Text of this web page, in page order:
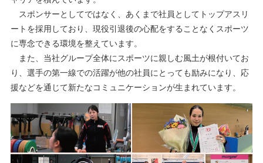
スポンサーとしてではなく、あくまで社員としてトップアスリ
ートを採用しており、現役引退後の心配をすることなくスポーツ
に専念できる環境を整えています。
また、当社グループ全体にスポーツに親しむ風土が根付いてお
り、選手の第一線での活躍が他の社員にとっても励みになり、応
援などを通じて新たなコミュニケーションが生まれています。